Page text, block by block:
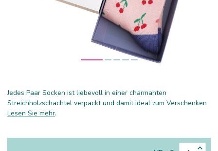
Jedes Paar Socken ist liebevoll in einer charmanten
Streichholzschachtel verpackt und damit ideal zum Verschenken
Lesen Sie mehr.